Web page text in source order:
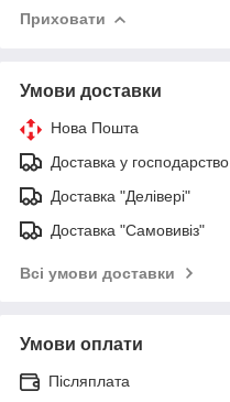
Приховати
Умови доставки
Нова Пошта
Доставка у господарство
Доставка "Делівері"
Доставка "Самовивіз"
Всі умови доставки
Умови оплати
Післяплата